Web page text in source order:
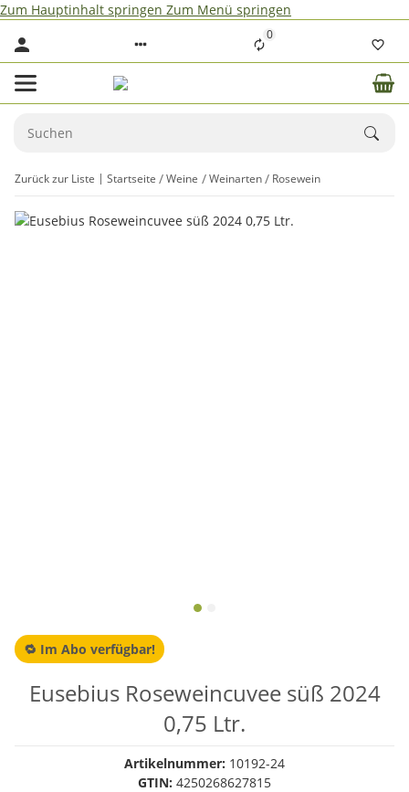
Zum Hauptinhalt springen Zum Menü springen
0
Zurück zur Liste Startseite Weine Weinarten Rosewein
Eusebius Roseweincuvee süß 2024
0,75 Ltr.
🔁 Im Abo verfügbar!
Artikelnummer: 10192-24
GTIN: 4250268627815